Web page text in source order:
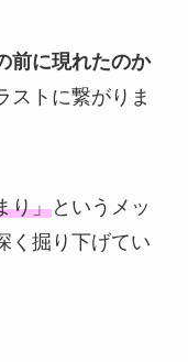
前に現れたのか
ストに繋がりま
り」というメッ
く掘り下げてい